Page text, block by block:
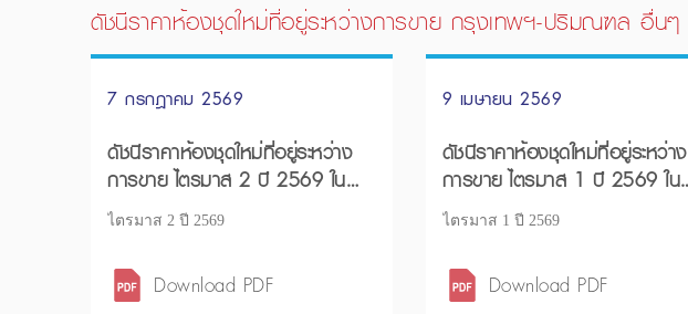
ดัชนีราคาห้องชุดใหม่ที่อยู่ระหว่างการขาย กรุงเทพฯ-ปริมณฑล อื่นๆ
7 กรกฎาคม 2569
ดัชนีราคาห้องชุดใหม่ที่อยู่ระหว่าง
การขาย ไตรมาส 2 ปี 2569 ใน
กรุงเทพฯ – ปริมณฑล
ไตรมาส 2 ปี 2569
Download PDF
9 เมษายน 2569
ดัชนีราคาห้องชุดใหม่ที่อยู่ระหว่าง
การขาย ไตรมาส 1 ปี 2569 ใน
กรุงเทพฯ – ปริมณฑล
ไตรมาส 1 ปี 2569
Download PDF